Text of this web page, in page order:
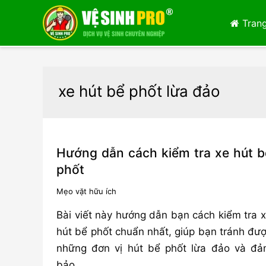
xe hút bể phốt lừa đảo
Hướng dẫn cách kiểm tra xe hút
phốt
Mẹo vặt hữu ích
Bài viết này hướng dẫn bạn cách kiểm tra
hút bể phốt chuẩn nhất, giúp bạn tránh
những đơn vị hút bể phốt lừa đảo và